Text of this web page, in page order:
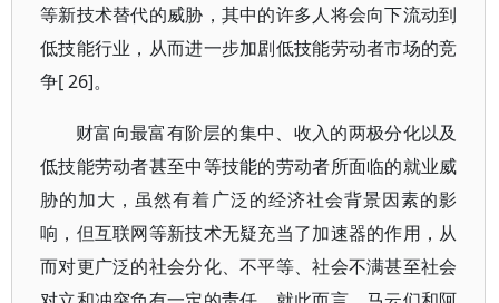
等新技术替代的威胁，其中的许多人将会向下流动到
低技能行业，从而进一步加剧低技能劳动者市场的竞
争[ 26]。
财富向最富有阶层的集中、收入的两极分化以及
低技能劳动者甚至中等技能的劳动者所面临的就业威
胁的加大，虽然有着广泛的经济社会背景因素的影
响，但互联网等新技术无疑充当了加速器的作用，从
而对更广泛的社会分化、不平等、社会不满甚至社会